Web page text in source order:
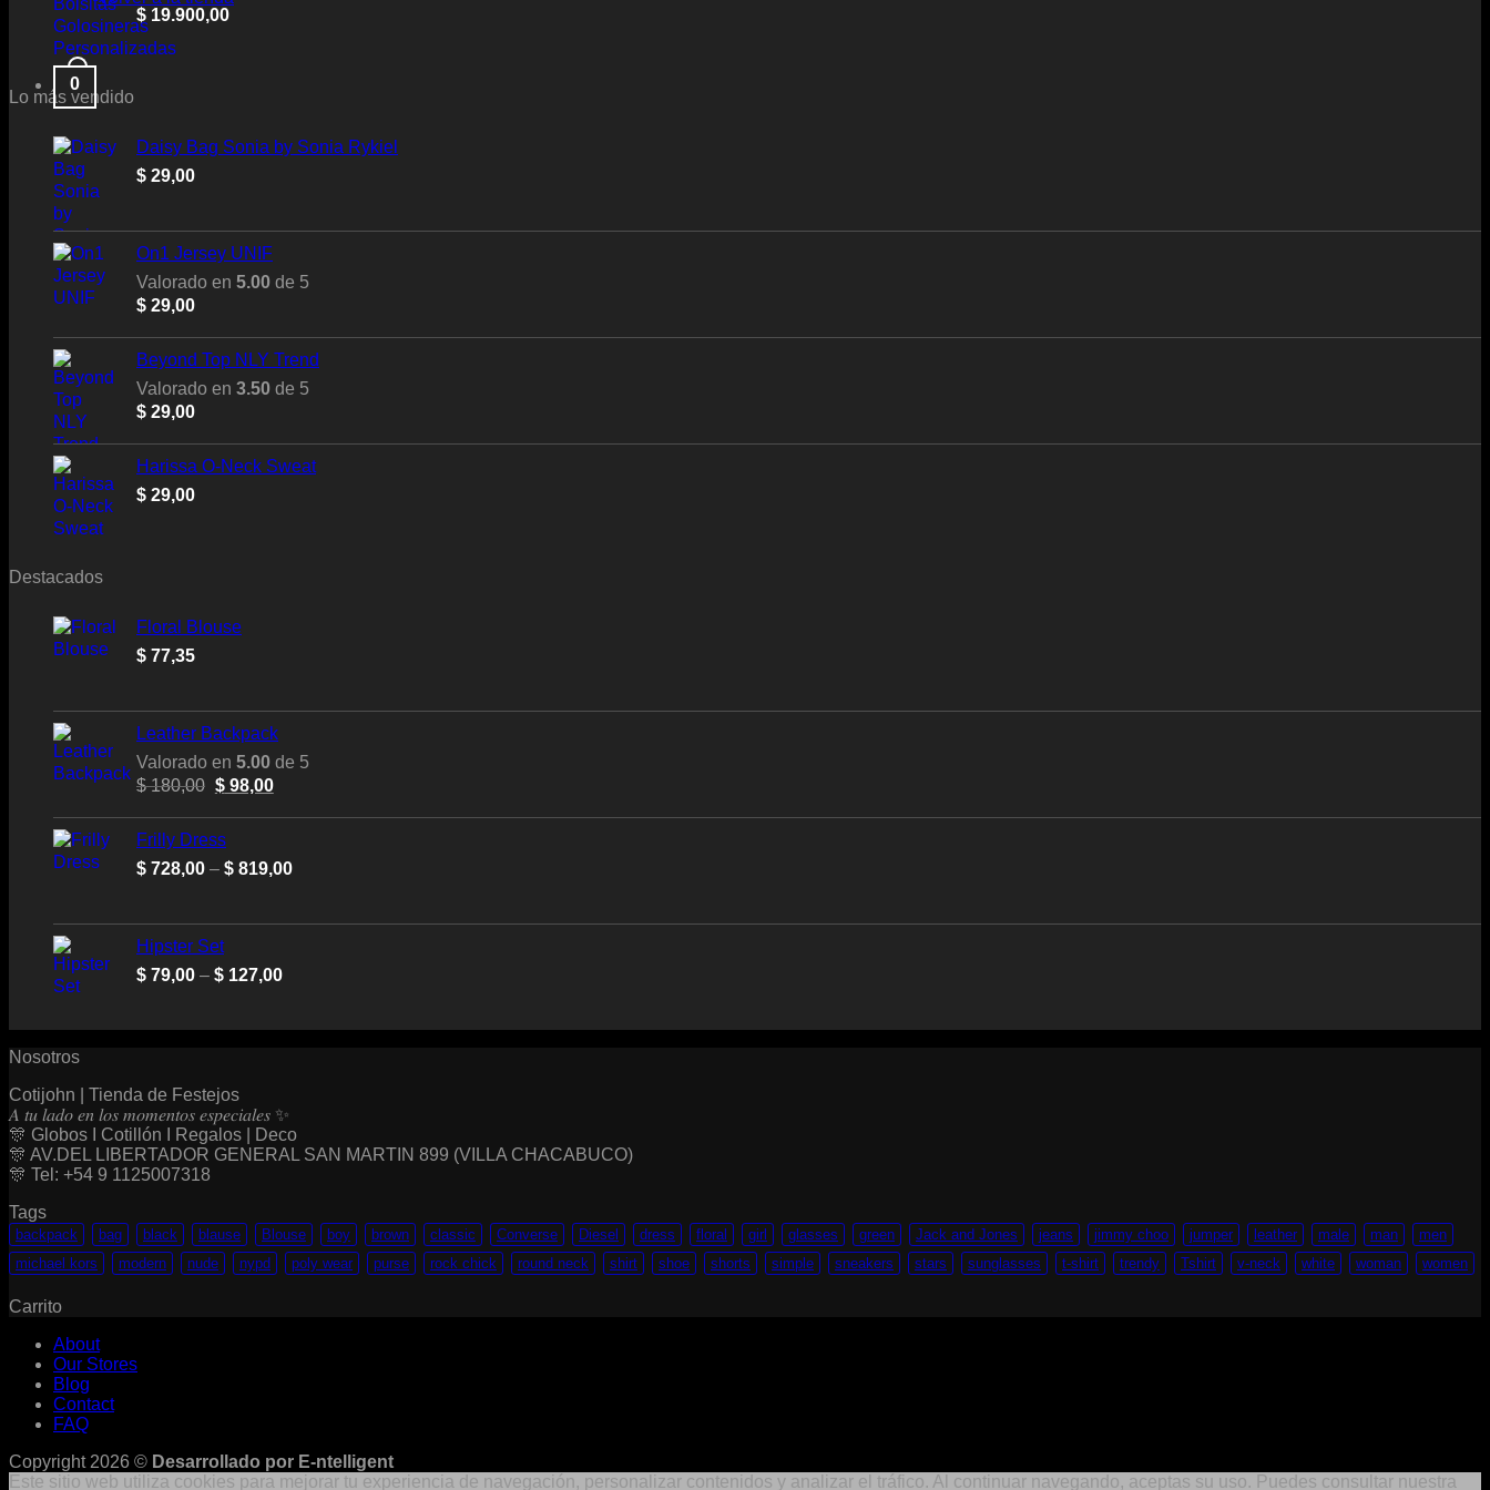
0
$ 19.900,00
Lo más vendido
Daisy Bag Sonia by Sonia Rykiel
$ 29,00
On1 Jersey UNIF
Valorado en 5.00 de 5
$ 29,00
Beyond Top NLY Trend
Valorado en 3.50 de 5
$ 29,00
Harissa O-Neck Sweat
$ 29,00
Destacados
Floral Blouse
$ 77,35
Leather Backpack
Valorado en 5.00 de 5
$180,00 Original
$ 180,00.
$98,00Current
Frilly Dress
$ 728,00 – $ 819,00Price
Hipster Set
$ 79,00 – $ 127,00Price
Nosotros
Cotijohn | Tienda de Festejos
𝐴 𝑡𝑢 𝑙𝑎𝑑𝑜 𝑒𝑛 𝑙𝑜𝑠 𝑚𝑜𝑚𝑒𝑛𝑡𝑜𝑠 𝑒𝑠𝑝𝑒𝑐𝑖𝑎𝑙𝑒𝑠 ✨
🎊 Globos I Cotillón I Regalos | Deco
🎊 AV.DEL LIBERTADOR GENERAL SAN MARTIN 899 (VILLA CHACABUCO)
🎊 Tel: +54 9 1125007318
Tags
backpack bag black blause Blouse boy brown classic Converse Diesel dress floral girl glasses green Jack and Jones jeans jimmy choo jumper leather male man
men
michael kors
modern nude nypd poly wear purse rock chick round neck shirt shoe shorts simple sneakers stars sunglasses t-shirt trendy Tshirt v-neck white woman women
Carrito
About
Our Stores
Blog
Contact
FAQ
Copyright 2026 © Desarrollado por E-ntelligent
Este sitio web utiliza cookies para mejorar tu experiencia de navegación, personalizar contenidos y analizar el tráfico. Al continuar navegando, aceptas su uso. Puedes consultar nuestra